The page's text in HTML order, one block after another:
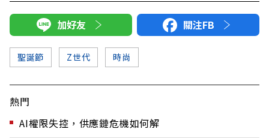
加好友 關注FB
聖誕節 Z世代 時尚
熱門
AI權限失控，供應鏈危機如何解